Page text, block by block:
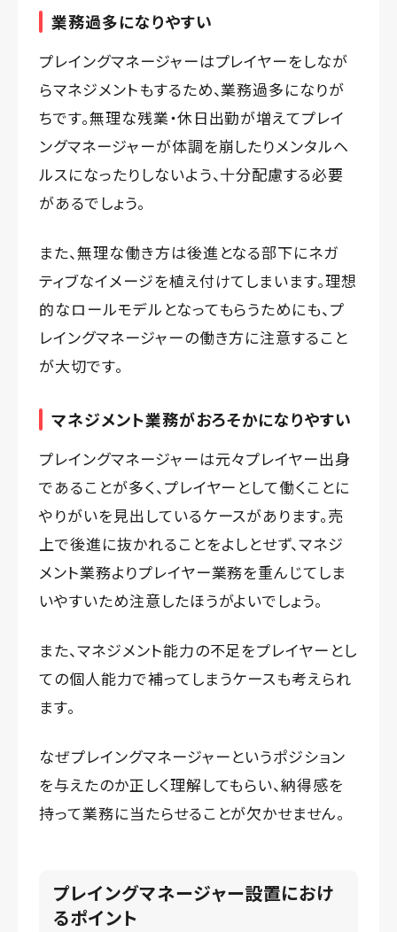
業務過多になりやすい
プレイングマネージャーはプレイヤーをしなが
らマネジメントもするため、業務過多になりが
ちです。無理な残業・休日出勤が増えてプレイ
ングマネージャーが体調を崩したりメンタルヘ
ルスになったりしないよう、十分配慮する必要
があるでしょう。
また、無理な働き方は後進となる部下にネガ
ティブなイメージを植え付けてしまいます。理想
的なロールモデルとなってもらうためにも、プ
レイングマネージャーの働き方に注意すること
が大切です。
マネジメント業務がおろそかになりやすい
プレイングマネージャーは元々プレイヤー出身
であることが多く、プレイヤーとして働くことに
やりがいを見出しているケースがあります。売
上で後進に抜かれることをよしとせず、マネジ
メント業務よりプレイヤー業務を重んじてしま
いやすいため注意したほうがよいでしょう。
また、マネジメント能力の不足をプレイヤーとし
ての個人能力で補ってしまうケースも考えられ
ます。
なぜプレイングマネージャーというポジション
を与えたのか正しく理解してもらい、納得感を
持って業務に当たらせることが欠かせません。
プレイングマネージャー設置におけ
るポイント